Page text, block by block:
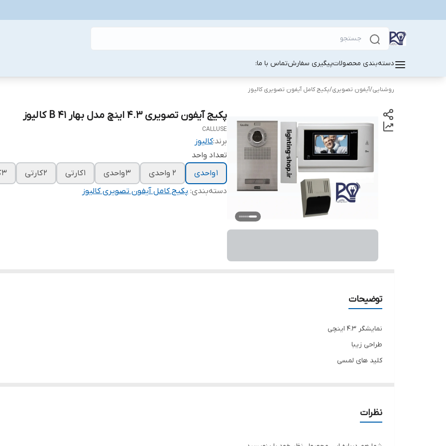
دسته‌بندی محصولاتپیگیری سفارشتماس با ما:
روشنایی/آیفون تصویری/پکیج کامل آیفون تصویری کالیوز
پکیج آیفون تصویری 4.3 اینچ مدل بهار 41 B کالیوز
CALLUSE
برند:کالیوز
تعداد واحد
1 واحدی
2 واحدی 3 واحدی 1 کارتی 2 کارتی
3 کارتی
دسته‌بندی: پکیج کامل آیفون تصویری کالیوز
توضیحات
نمایشگر 4.3 اینچی
طراحی زیبا
کلید های لمسی
صفحه نمایش ضد خش
امکان نصب در هر دوحالت چهار سیم و پنج سیم
نظرات